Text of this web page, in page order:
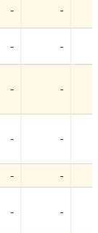
- -
- -
- -
- -
- -
- -